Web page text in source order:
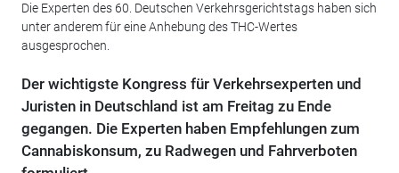
Die Experten des 60. Deutschen Verkehrsgerichtstags haben sich
unter anderem für eine Anhebung des THC-Wertes
ausgesprochen.
Der wichtigste Kongress für Verkehrsexperten und
Juristen in Deutschland ist am Freitag zu Ende
gegangen. Die Experten haben Empfehlungen zum
Cannabiskonsum, zu Radwegen und Fahrverboten